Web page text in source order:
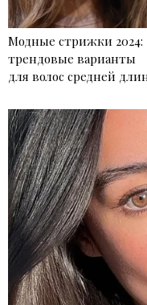
Модные стрижки 2024:
трендовые варианты
для волос средней